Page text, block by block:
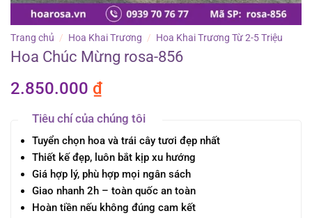
Trang chủ / Hoa Khai Trương / Hoa Khai Trương Từ 2-5 Triệu
Hoa Chúc Mừng rosa-856
2.850.000 ₫
Tiêu chí của chúng tôi
Tuyển chọn hoa và trái cây tươi đẹp nhất
Thiết kế đẹp, luôn bắt kịp xu hướng
Giá hợp lý, phù hợp mọi ngân sách
Giao nhanh 2h – toàn quốc an toàn
Hoàn tiền nếu không đúng cam kết